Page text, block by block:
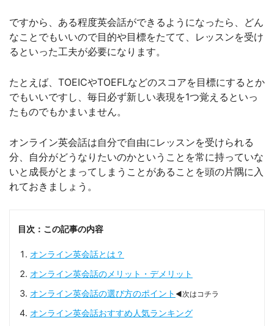
ですから、ある程度英会話ができるようになったら、どん
なことでもいいので目的や目標をたてて、レッスンを受け
るといった工夫が必要になります。
たとえば、TOEICやTOEFLなどのスコアを目標にするとか
でもいいですし、毎日必ず新しい表現を1つ覚えるといっ
たものでもかまいません。
オンライン英会話は自分で自由にレッスンを受けられる
分、自分がどうなりたいのかということを常に持っていな
いと成長がとまってしまうことがあることを頭の片隅に入
れておきましょう。
目次：この記事の内容
オンライン英会話とは？
オンライン英会話のメリット・デメリット
オンライン英会話の選び方のポイント ◀次はコチラ
オンライン英会話おすすめ人気ランキング